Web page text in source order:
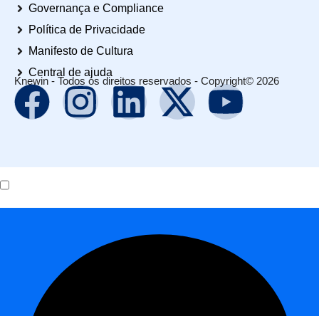
Governança e Compliance
Política de Privacidade
Manifesto de Cultura
Central de ajuda
Knewin - Todos os direitos reservados - Copyright© 2026